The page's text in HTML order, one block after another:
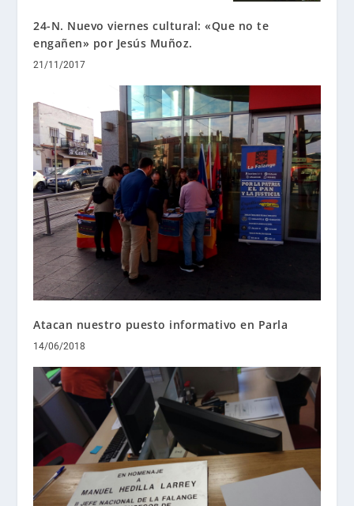
24-N. Nuevo viernes cultural: «Que no te
engañen» por Jesús Muñoz.
21/11/2017
Atacan nuestro puesto informativo en Parla
14/06/2018